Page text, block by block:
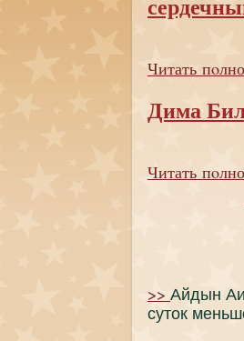
Читать
Дима
Читать
>> Айдын
суток